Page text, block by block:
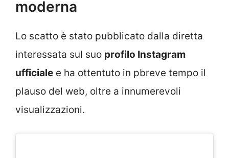
moderna
Lo scatto è stato pubblicato dalla diretta
interessata sul suo profilo Instagram
ufficiale e ha ottentuto in pbreve tempo il
plauso del web, oltre a innumerevoli
visualizzazioni.